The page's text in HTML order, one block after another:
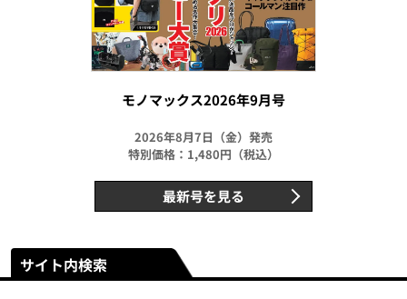
モノマックス2026年9月号
2026年8月7日（金）発売
特別価格：1,480円（税込）
最新号を見る
サイト内検索